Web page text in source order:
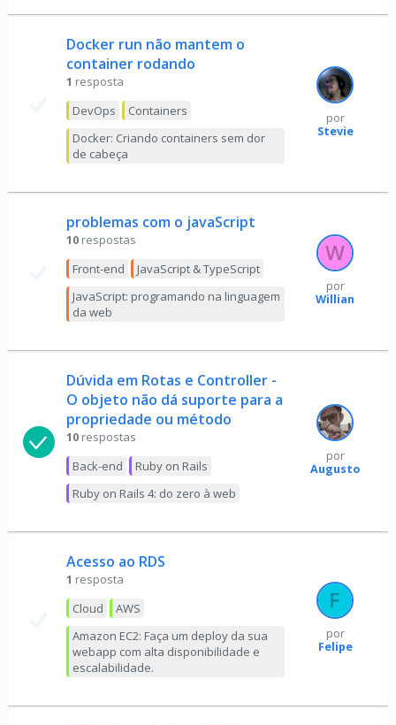
Docker run não mantem o
container rodando
1 resposta
DevOps
Containers
Docker: Criando containers sem dor
de cabeça
por
Stevie
problemas com o javaScript
10 respostas
Front-end
JavaScript & TypeScript
JavaScript: programando na linguagem
da web
por
Willian
Dúvida em Rotas e Controller -
O objeto não dá suporte para a
propriedade ou método
10 respostas
Back-end
Ruby on Rails
Ruby on Rails 4: do zero à web
por
Augusto
Acesso ao RDS
1 resposta
Cloud
AWS
Amazon EC2: Faça um deploy da sua
webapp com alta disponibilidade e
escalabilidade.
por
Felipe